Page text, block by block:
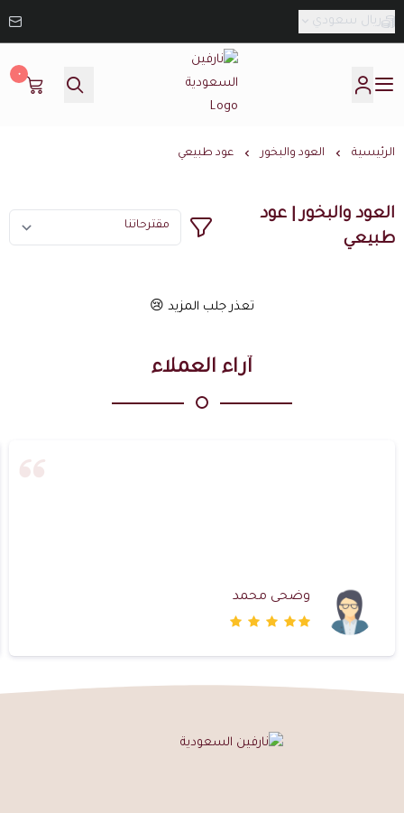
ريال سعودي
نارفين السعودية
٠
الرئيسية العود والبخور عود طبيعي
العود والبخور | عود
طبيعي
تعذر جلب المزيد 😢
آراء العملاء
وضحى محمد